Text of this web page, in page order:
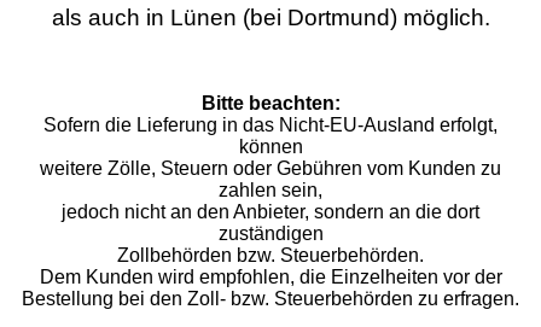
als auch in Lünen (bei Dortmund) möglich.
Bitte beachten:
Sofern die Lieferung in das Nicht-EU-Ausland erfolgt,
können
weitere Zölle, Steuern oder Gebühren vom Kunden zu
zahlen sein,
jedoch nicht an den Anbieter, sondern an die dort
zuständigen
Zollbehörden bzw. Steuerbehörden.
Dem Kunden wird empfohlen, die Einzelheiten vor der
Bestellung bei den Zoll- bzw. Steuerbehörden zu erfragen.